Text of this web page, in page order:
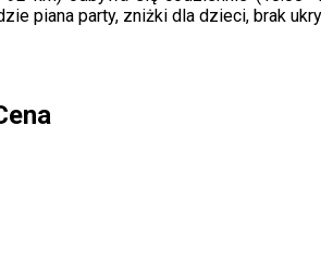
piana party, zniżki dla dzieci, brak